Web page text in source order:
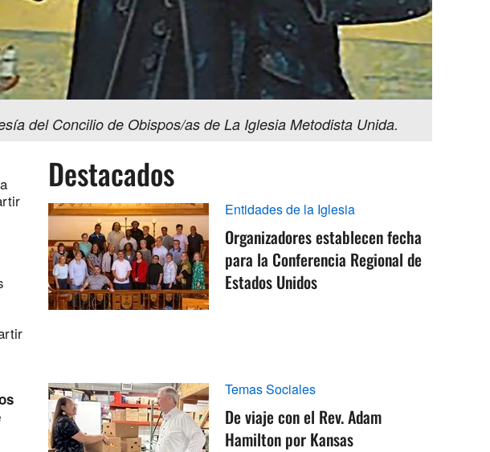
del Concilio de Obispos/as de La Iglesia Metodista Unida.
Destacados
Entidades de la Iglesia
Organizadores establecen fecha
para la Conferencia Regional de
Estados Unidos
Temas Sociales
De viaje con el Rev. Adam
Hamilton por Kansas